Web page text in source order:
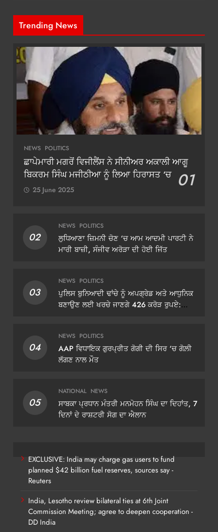
Trending News
NEWS POLITICS
ਛਾਪੇਮਾਰੀ ਮਗਰੋਂ ਵਿਜੀਲੈਂਸ ਨੇ ਸੀਨੀਅਰ ਅਕਾਲੀ ਆਗੂ
ਬਿਕਰਮ ਸਿੰਘ ਮਜੀਠੀਆ ਨੂੰ ਲਿਆ ਹਿਰਾਸਤ ‘ਚ 01
25 June 2025
02
NEWS POLITICS
ਲੁਧਿਆਣਾ ਜ਼ਿਮਨੀ ਚੋਣ ‘ਚ ਆਮ ਆਦਮੀ ਪਾਰਟੀ ਨੇ
ਮਾਰੀ ਬਾਜ਼ੀ, ਸੰਜੀਵ ਅਰੋੜਾ ਦੀ ਹੋਈ ਜਿੱਤ
03
NEWS POLITICS
ਪੁਲਿਸ ਬੁਨਿਆਦੀ ਢਾਂਚੇ ਨੂੰ ਅਪਗ੍ਰੇਡ ਅਤੇ ਆਧੁਨਿਕ
ਬਣਾਉਣ ਲਈ ਖਰਚੇ ਜਾਣਗੇ 426 ਕਰੋੜ ਰੁਪਏ:
04
NEWS POLITICS
AAP ਵਿਧਾਇਕ ਗੁਰਪ੍ਰੀਤ ਗੋਗੀ ਦੀ ਸਿਰ ‘ਚ ਗੋਲ਼ੀ
ਲੱਗਣ ਨਾਲ ਮੌਤ
05
NATIONAL NEWS
ਸਾਬਕਾ ਪ੍ਰਧਾਨ ਮੰਤਰੀ ਮਨਮੋਹਨ ਸਿੰਘ ਦਾ ਦਿਹਾਂਤ, 7
ਦਿਨਾਂ ਦੇ ਰਾਸ਼ਟਰੀ ਸੋਗ ਦਾ ਐਲਾਨ
EXCLUSIVE: India may charge gas users to fund
planned $42 billion fuel reserves, sources say -
Reuters
India, Lesotho review bilateral ties at 6th Joint
Commission Meeting; agree to deepen cooperation -
DD India